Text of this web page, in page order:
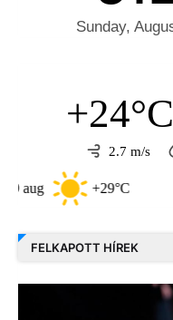
+24°C
2.7 m/s
+29°C
FELKAPOTT HÍREK